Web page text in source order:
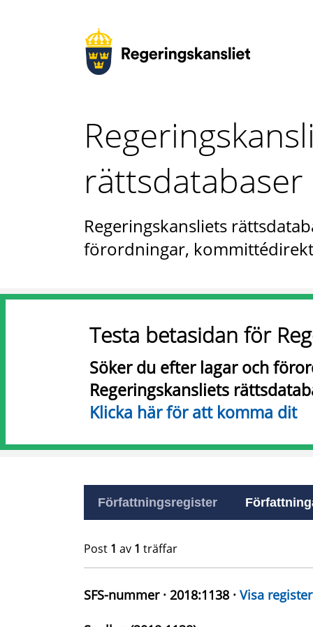
rättsdatabaser
Regeringskansliets
förordningar,
Testa betasidan för
Söker du efter lagar och
Regeringskansliets
Klicka här för att komma dit
Författningsregister
Post 1 av 1 träffar
SFS-nummer · 2018:1138 · Visa register